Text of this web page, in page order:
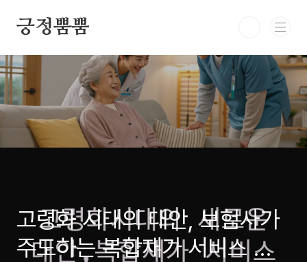
긍정뿜뿜
고령화 시대의 대안, 보험사가
주도하는 복합재가 서비스 전